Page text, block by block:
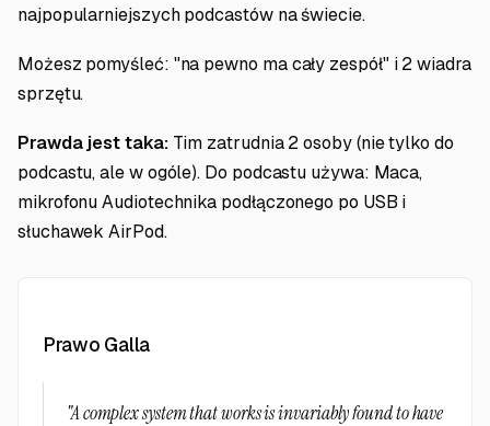
najpopularniejszych podcastów na świecie.
Możesz pomyśleć: "na pewno ma cały zespół" i 2 wiadra
sprzętu.
Prawda jest taka:Tim zatrudnia 2 osoby (nie tylko do
podcastu, ale w ogóle). Do podcastu używa: Maca,
mikrofonu Audiotechnika podłączonego po USB i
słuchawek AirPod.
Prawo Galla
"A complex system that works is invariably found to have